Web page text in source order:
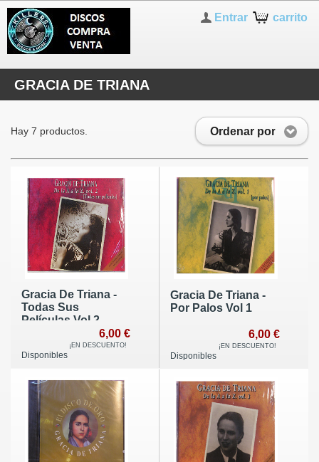
carrito
Entrar
GRACIA DE TRIANA
Ordenar por
Hay 7 productos.
Gracia De Triana -
Todas Sus
Películas Vol 2
6,00 €
¡EN DESCUENTO!
Disponibles
Gracia De Triana -
Por Palos Vol 1
6,00 €
¡EN DESCUENTO!
Disponibles